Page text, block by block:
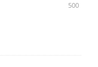
500